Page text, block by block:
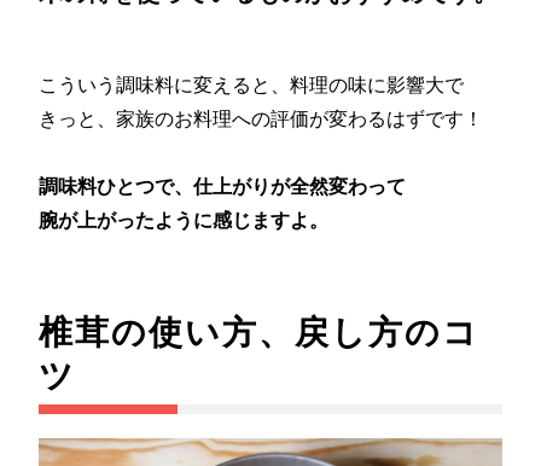
こういう調味料に変えると、料理の味に影響大で
きっと、家族のお料理への評価が変わるはずです！
調味料ひとつで、仕上がりが全然変わって
腕が上がったように感じますよ。
椎茸の使い方、戻し方のコ
ツ